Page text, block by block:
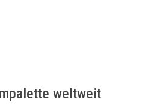
weltweit